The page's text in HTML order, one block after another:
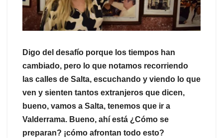
Digo del desafío porque los tiempos han
cambiado, pero lo que notamos recorriendo
las calles de Salta, escuchando y viendo lo que
ven y sienten tantos extranjeros que dicen,
bueno, vamos a Salta, tenemos que ir a
Valderrama. Bueno, ahí está ¿Cómo se
preparan? ¡cómo afrontan todo esto?